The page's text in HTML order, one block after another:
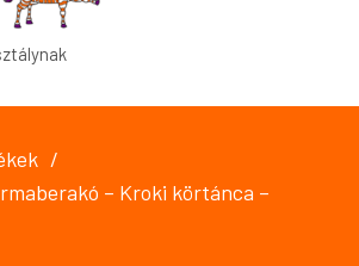
– Kroki körtánca –